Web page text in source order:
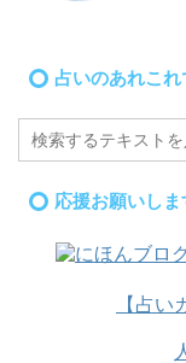
占いのあれこれ
応援お願いし
【占